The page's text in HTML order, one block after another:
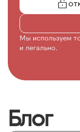
Мы используем
и легально.
Блог